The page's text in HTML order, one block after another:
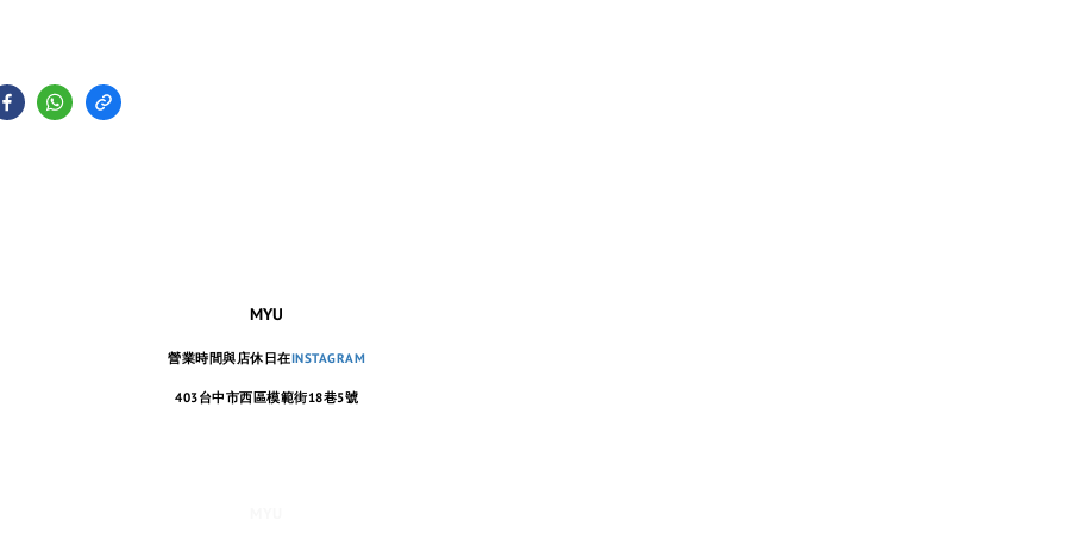
MYU
營業時間與店休日在INSTAGRAM
403台中市西區模範街18巷5號